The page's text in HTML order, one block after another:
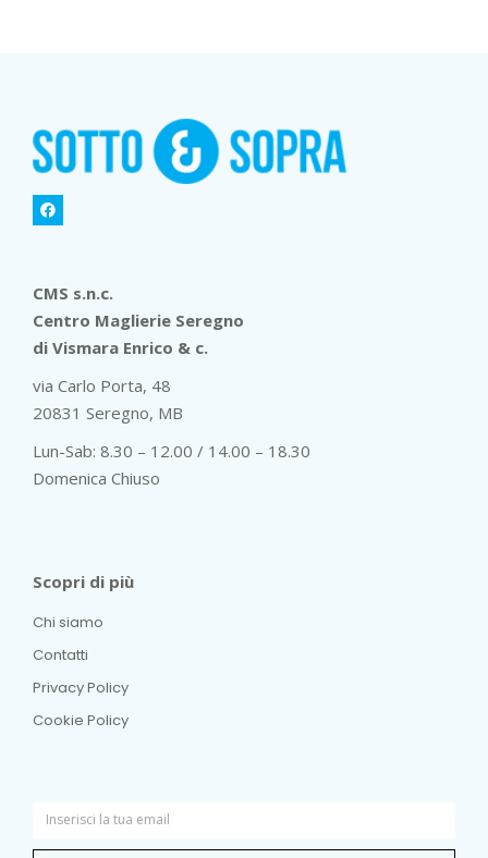
CMS s.n.c.
Centro Maglierie Seregno
di Vismara Enrico & c.
via Carlo Porta, 48
20831 Seregno, MB
Lun-Sab: 8.30 – 12.00 / 14.00 – 18.30
Domenica Chiuso
Scopri di più
Chi siamo
Contatti
Privacy Policy
Cookie Policy